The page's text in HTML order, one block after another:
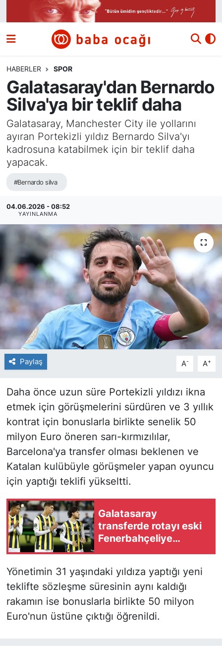
HABERLER SPOR
Galatasaray'dan Bernardo
Silva'ya bir teklif daha
Galatasaray, Manchester City ile yollarını
ayıran Portekizli yıldız Bernardo Silva'yı
kadrosuna katabilmek için bir teklif daha
yapacak.
#Bernardo silva
04.06.2026 - 08:52
YAYINLANMA
Paylaş A- A+
Daha önce uzun süre Portekizli yıldızı ikna
etmek için görüşmelerini sürdüren ve 3 yıllık
kontrat için bonuslarla birlikte senelik 50
milyon Euro öneren sarı-kırmızılılar,
Barcelona'ya transfer olması beklenen ve
Katalan kulübüyle görüşmeler yapan oyuncu
için yaptığı teklifi yükseltti.
Galatasaray
transferde rotayı eski
Fenerbahçeliye
Yönetimin 31 yaşındaki yıldıza yaptığı yeni
teklifte sözleşme süresinin aynı kaldığı
rakamın ise bonuslarla birlikte 50 milyon
Euro'nun üstüne çıktığı öğrenildi.
Siyaset
Ekonomi
Dünya
Kültür ve Sanat
Eğitim
Yazı Dizisi
Nöbetçi Eczaneler
Namaz Vakitleri
Trafik Durumu
Süper Lig Puan Durumu ve Fikstür
Tüm Manşetler
Haber Arşivi